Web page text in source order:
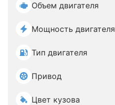
Объем двигателя
Мощность двигателя
Тип двигателя
Привод
Цвет кузова